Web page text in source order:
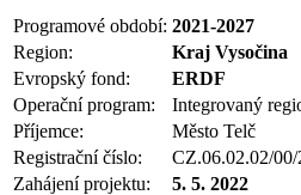
Programové období: 2021-2027
Region:
Kraj Vysočina
Evropský fond:
ERDF
Operační program:
Integrovaný
Příjemce:
Město Telč
Registrační číslo:
CZ.06.02.02/
Zahájení projektu:
5. 5. 2022